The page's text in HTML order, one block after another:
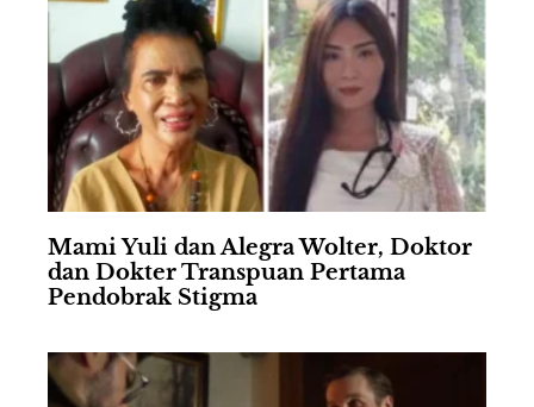
Mami Yuli dan Alegra Wolter, Doktor
dan Dokter Transpuan Pertama
Pendobrak Stigma